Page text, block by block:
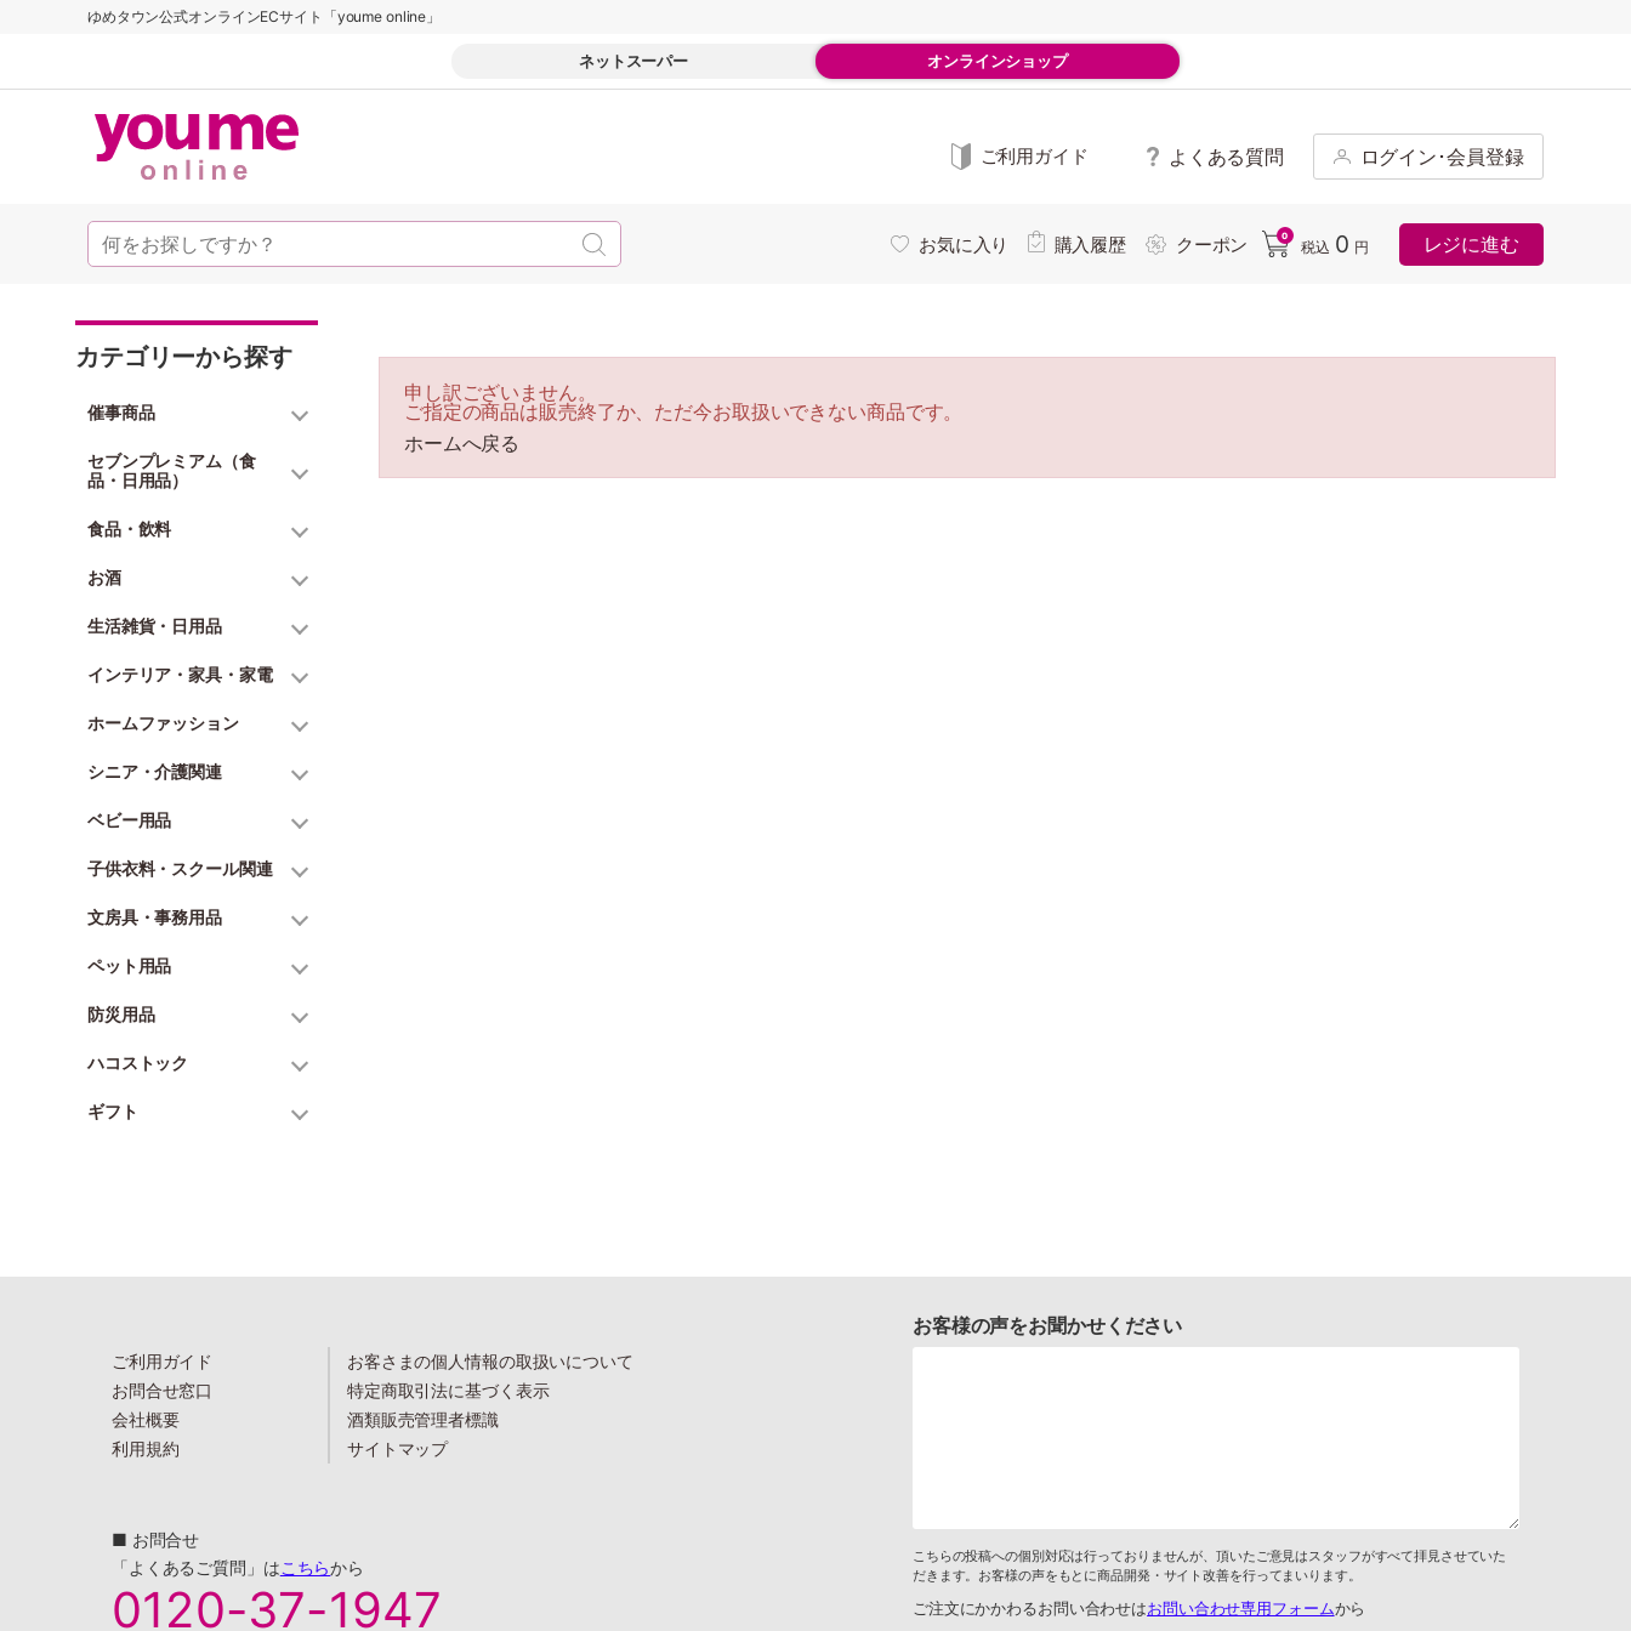
ゆめタウン公式オンラインECサイト「youme online」
ネットスーパー オンラインショップ
ご利用ガイド よくある質問 ログイン･会員登録
お気に入り 購入履歴 クーポン 0
税込 0 円 レジに進む
カテゴリーから探す
催事商品
セブンプレミアム（食
品・日用品）
食品・飲料
お酒
生活雑貨・日用品
インテリア・家具・家電
ホームファッション
シニア・介護関連
ベビー用品
子供衣料・スクール関連
文房具・事務用品
ペット用品
防災用品
ハコストック
ギフト
申し訳ございません。
ご指定の商品は販売終了か、ただ今お取扱いできない商品です。
ホームへ戻る
ご利用ガイド
お問合せ窓口
会社概要
利用規約
お客さまの個人情報の取扱いについて
特定商取引法に基づく表示
酒類販売管理者標識
サイトマップ
■ お問合せ
「よくあるご質問」はこちらから
0120-37-1947
お客様の声をお聞かせください
こちらの投稿への個別対応は行っておりませんが、頂いたご意見はスタッフがすべて拝見させていた
だきます。お客様の声をもとに商品開発・サイト改善を行ってまいります。
ご注文にかかわるお問い合わせはお問い合わせ専用フォームから